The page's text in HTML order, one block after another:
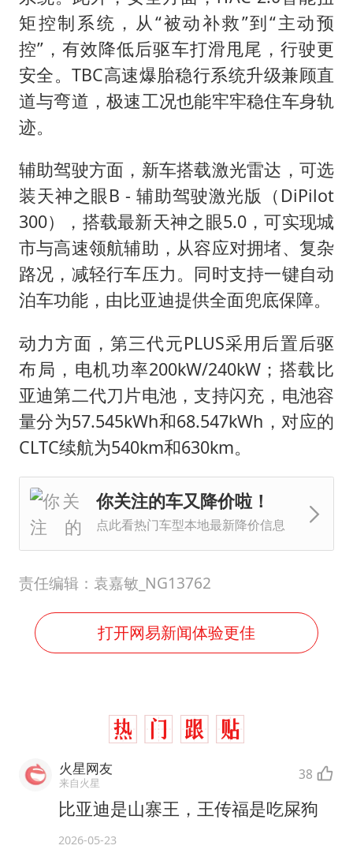
矩控制系统，从“被动补救”到“主动预
控”，有效降低后驱车打滑甩尾，行驶更
安全。TBC高速爆胎稳行系统升级兼顾直
道与弯道，极速工况也能牢牢稳住车身轨
迹。
辅助驾驶方面，新车搭载激光雷达，可选
装天神之眼B - 辅助驾驶激光版（DiPilot
300），搭载最新天神之眼5.0，可实现城
市与高速领航辅助，从容应对拥堵、复杂
路况，减轻行车压力。同时支持一键自动
泊车功能，由比亚迪提供全面兜底保障。
动力方面，第三代元PLUS采用后置后驱
布局，电机功率200kW/240kW；搭载比
亚迪第二代刀片电池，支持闪充，电池容
量分为57.545kWh和68.547kWh，对应的
CLTC续航为540km和630km。
你关注的车又降价啦！
点此看热门车型本地最新降价信息
责任编辑：袁嘉敏_NG13762
打开网易新闻体验更佳
火星网友
来自火星 38
比亚迪是山寨王，王传福是吃屎狗
2026-05-23